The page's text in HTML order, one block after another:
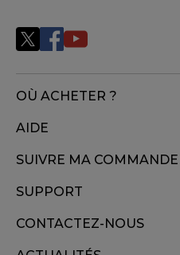
OÙ ACHETER ?
AIDE
SUIVRE MA COMMANDE
SUPPORT
CONTACTEZ-NOUS